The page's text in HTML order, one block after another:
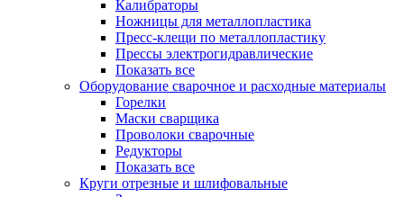
Калибраторы
Ножницы для металлопластика
Пресс-клещи по металлопластику
Прессы электрогидравлические
Показать все
Оборудование сварочное и расходные материалы
Горелки
Маски сварщика
Проволоки сварочные
Редукторы
Показать все
Круги отрезные и шлифовальные